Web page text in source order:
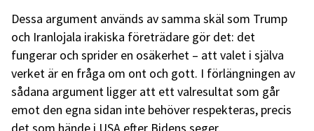
Dessa argument används av samma skäl som Trump
och Iranlojala irakiska företrädare gör det: det
fungerar och sprider en osäkerhet – att valet i själva
verket är en fråga om ont och gott. I förlängningen av
sådana argument ligger att ett valresultat som går
emot den egna sidan inte behöver respekteras, precis
det som hände i USA efter Bidens seger.